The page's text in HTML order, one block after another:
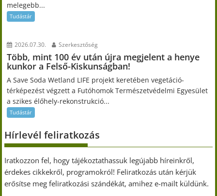
melegebb...
Tudástár
2026.07.30. Szerkesztőség
Több, mint 100 év után újra megjelent a henye
kunkor a Felső-Kiskunságban!
A Save Soda Wetland LIFE projekt keretében vegetáció-
térképezést végzett a Futóhomok Természetvédelmi Egyesület
a szikes élőhely-rekonstrukció...
Tudástár
Hírlevél feliratkozás
Iratkozzon fel, hogy tájékoztathassuk legújabb híreinkről,
érdekes cikkekről, programokról! Feliratkozás után kérjük
erősítse meg feliratkozási szándékát, amihez e-mailt küldünk.